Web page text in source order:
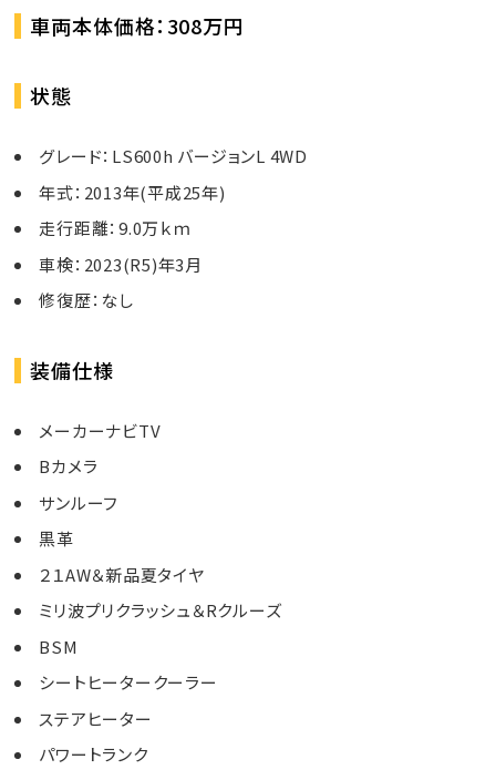
車両本体価格：308万円
状態
グレード：LS600h バージョンL 4WD
年式：2013年(平成25年)
走行距離：9.0万ｋｍ
車検：2023(R5)年3月
修復歴：なし
装備仕様
メーカーナビTV
Bカメラ
サンルーフ
黒革
２１AW＆新品夏タイヤ
ミリ波プリクラッシュ＆Rクルーズ
BSM
シートヒータークーラー
ステアヒーター
パワートランク